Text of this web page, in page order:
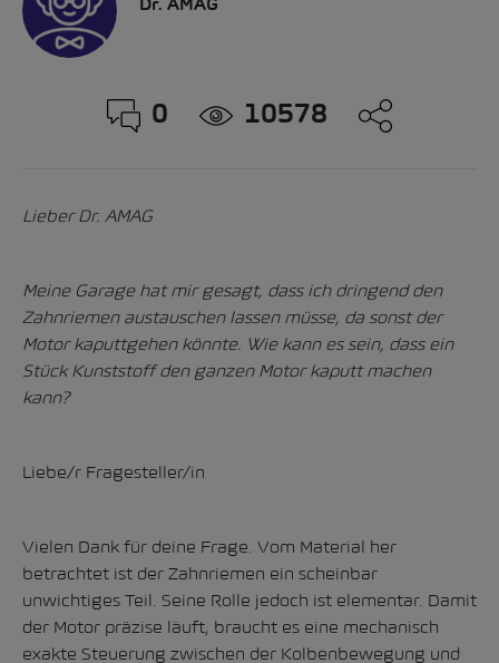
Dr. AMAG
0 10578
Lieber Dr. AMAG
Meine Garage hat mir gesagt, dass ich dringend den
Zahnriemen austauschen lassen müsse, da sonst der
Motor kaputtgehen könnte. Wie kann es sein, dass ein
Stück Kunststoff den ganzen Motor kaputt machen
kann?
Liebe/r Fragesteller/in
Vielen Dank für deine Frage. Vom Material her
betrachtet ist der Zahnriemen ein scheinbar
unwichtiges Teil. Seine Rolle jedoch ist elementar. Damit
der Motor präzise läuft, braucht es eine mechanisch
exakte Steuerung zwischen der Kolbenbewegung und